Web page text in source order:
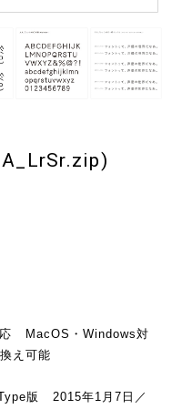
MacOS・Windows対
え可能
版 2015年1月7日／